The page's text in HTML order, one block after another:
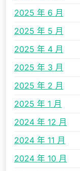
2025 年 6 月
2025 年 5 月
2025 年 4 月
2025 年 3 月
2025 年 2 月
2025 年 1 月
2024 年 12 月
2024 年 11 月
2024 年 10 月